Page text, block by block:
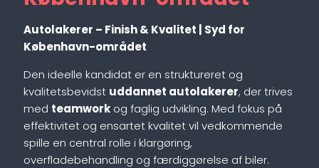
Autolakerer – Finish & Kvalitet | Syd for
København-området
Den ideelle kandidat er en struktureret og
kvalitetsbevidst uddannet autolakerer, der trives
med teamwork og faglig udvikling. Med fokus på
effektivitet og ensartet kvalitet vil vedkommende
spille en central rolle i klargøring,
overfladebehandling og færdiggørelse af biler.